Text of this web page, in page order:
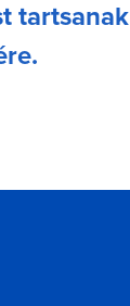
tartsanak